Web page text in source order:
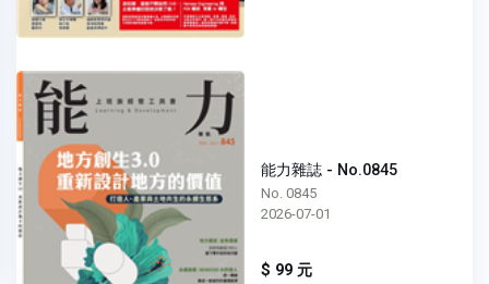
能力雜誌 - No.0845
No. 0845
2026-07-01
$ 99 元